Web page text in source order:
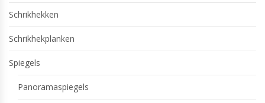
Schrikhekken
Schrikhekplanken
Spiegels
Panoramaspiegels